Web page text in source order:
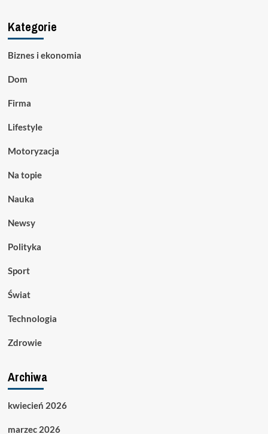
Kategorie
Biznes i ekonomia
Dom
Firma
Lifestyle
Motoryzacja
Na topie
Nauka
Newsy
Polityka
Sport
Świat
Technologia
Zdrowie
Archiwa
kwiecień 2026
marzec 2026